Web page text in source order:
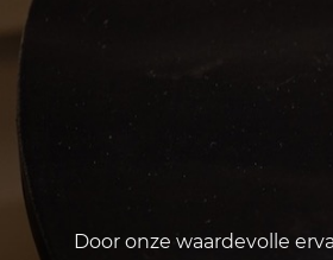
Door onze waardevolle